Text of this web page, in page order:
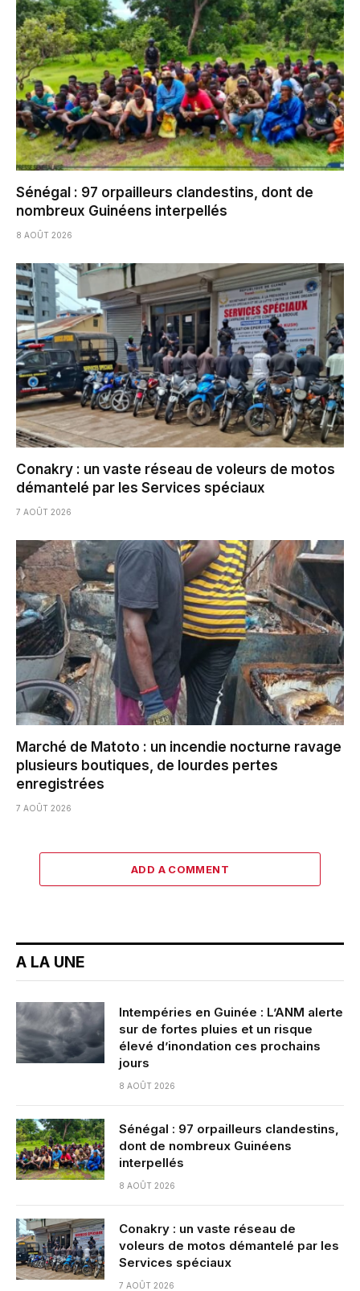
Sénégal : 97 orpailleurs clandestins, dont de
nombreux Guinéens interpellés
8 AOÛT 2026
Conakry : un vaste réseau de voleurs de motos
démantelé par les Services spéciaux
7 AOÛT 2026
Marché de Matoto : un incendie nocturne ravage
plusieurs boutiques, de lourdes pertes
enregistrées
7 AOÛT 2026
ADD A COMMENT
A LA UNE
Intempéries en Guinée : L’ANM alerte
sur de fortes pluies et un risque
élevé d’inondation ces prochains
jours
8 AOÛT 2026
Sénégal : 97 orpailleurs clandestins,
dont de nombreux Guinéens
interpellés
8 AOÛT 2026
Conakry : un vaste réseau de
voleurs de motos démantelé par les
Services spéciaux
7 AOÛT 2026